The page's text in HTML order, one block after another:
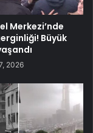
Merkezi’nde
Büyük
2026